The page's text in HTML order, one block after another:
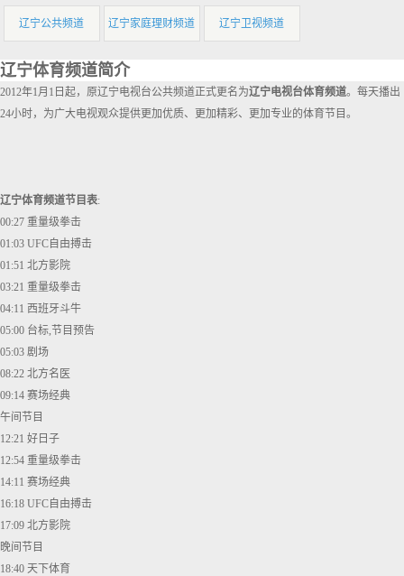
辽宁公共频道 辽宁家庭理财频道 辽宁卫视频道
辽宁体育频道简介
2012年1月1日起，原辽宁电视台公共频道正式更名为辽宁电视台体育频道。每天播出
24小时，为广大电视观众提供更加优质、更加精彩、更加专业的体育节目。
辽宁体育频道节目表:
00:27 重量级拳击
01:03 UFC自由搏击
01:51 北方影院
03:21 重量级拳击
04:11 西班牙斗牛
05:00 台标,节目预告
05:03 剧场
08:22 北方名医
09:14 赛场经典
午间节目
12:21 好日子
12:54 重量级拳击
14:11 赛场经典
16:18 UFC自由搏击
17:09 北方影院
晚间节目
18:40 天下体育